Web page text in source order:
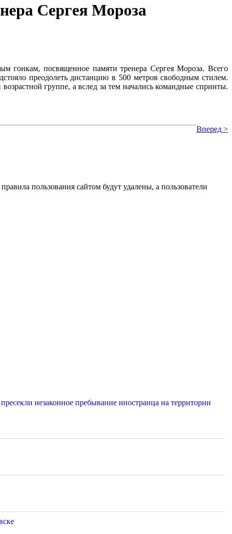
Сергея Мороза
гонкам, посвященное памяти тренера Сергея Мороза. Всего
преодолеть дистанцию в 500 метров свободным стилем.
группе, а вслед за тем начались командные спринты.
Вперед >
пользования сайтом будут удалены, а пользователи
незаконное пребывание иностранца на территории